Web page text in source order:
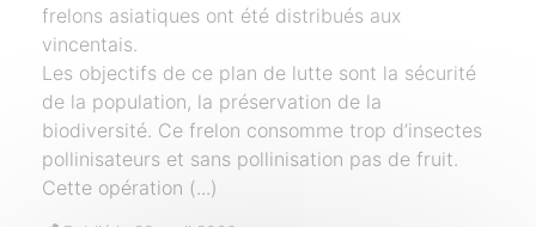
frelons asiatiques ont été distribués aux
vincentais.
Les objectifs de ce plan de lutte sont la sécurité
de la population, la préservation de la
biodiversité. Ce frelon consomme trop d’insectes
pollinisateurs et sans pollinisation pas de fruit.
Cette opération (...)